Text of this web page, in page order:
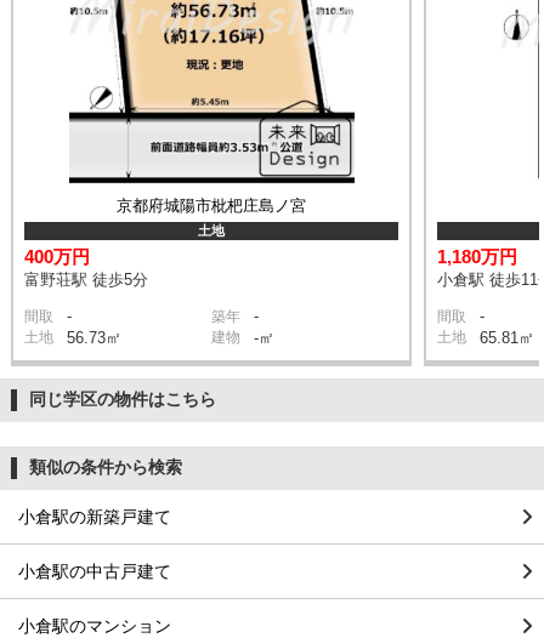
京都府城陽市枇杷庄島ノ宮
土地
400万円
富野荘駅 徒歩5分
間取 - 築年 -
土地 56.73㎡ 建物 -㎡
1,180万円
小倉駅 徒歩11
間取 -
土地 65.81㎡
同じ学区の物件はこちら
類似の条件から検索
小倉駅の新築戸建て
小倉駅の中古戸建て
小倉駅のマンション